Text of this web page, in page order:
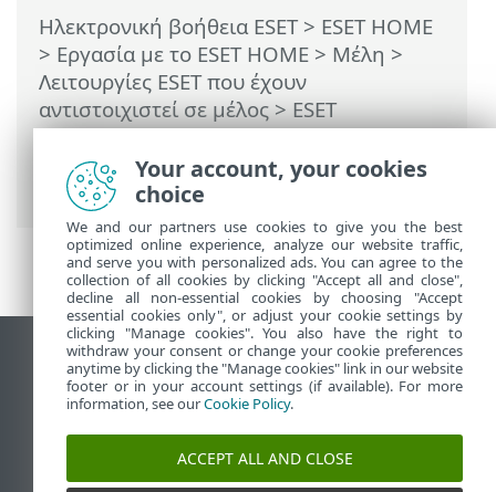
Ηλεκτρονική βοήθεια ESET> ESET HOME
> Εργασία με το ESET HOME > Μέλη >
Λειτουργίες ESET που έχουν
αντιστοιχιστεί σε μέλος>ESET
Προστασία ταυτότητας>
Απενεργοποίηση της Προστασίας
ταυτότητας
Προβολή ιστότοπου επιφάνειας εργασίας
End of Life
Γνωσιακή βάση ESET
Ομάδα συζήτησης ESET
ESET Status Portal
Your account, your cookies
choice
We and our partners use cookies to give you the best
optimized online experience, analyze our website traffic,
and serve you with personalized ads. You can agree to the
collection of all cookies by clicking "Accept all and close",
decline all non-essential cookies by choosing "Accept
essential cookies only", or adjust your cookie settings by
clicking "Manage cookies". You also have the right to
withdraw your consent or change your cookie preferences
anytime by clicking the "Manage cookies" link in our website
footer or in your account settings (if available). For more
information, see ourCookie Policy.
ACCEPT ALL AND CLOSE